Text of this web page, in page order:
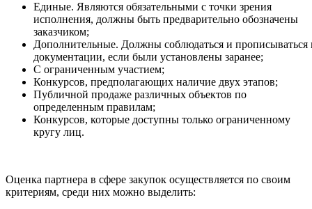
Единые. Являются обязательными с точки зрения
исполнения, должны быть предварительно обозначены
заказчиком;
Дополнительные. Должны соблюдаться и прописываться
документации, если были установлены заранее;
С ограниченным участием;
Конкурсов, предполагающих наличие двух этапов;
Публичной продаже различных объектов по
определенным правилам;
Конкурсов, которые доступны только ограниченному
кругу лиц.
Оценка партнера в сфере закупок осуществляется по своим
критериям, среди них можно выделить: